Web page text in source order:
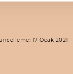
17 Ocak 2021